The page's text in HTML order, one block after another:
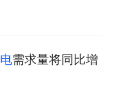
电需求量将同比增